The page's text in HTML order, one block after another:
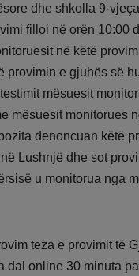
dhe shkolla 9-
filloi në orën 10:00
në këtë
provimin e gjuhës së
mësuesit
mësuesit monitorues
denoncuan këtë
Lushnjë dhe sot
u monitorua nga
teza e provimit të
dal online 30 minuta